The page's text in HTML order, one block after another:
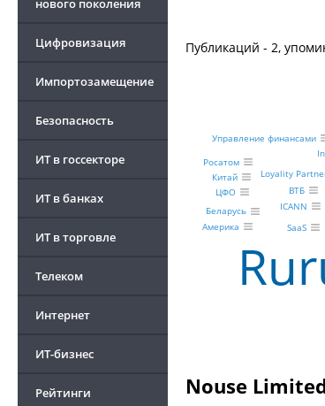
нового поколения
Цифровизация
Импортозамещение
Безопасность
ИТ в госсекторе
ИТ в банках
ИТ в торговле
Телеком
Интернет
ИТ-бизнес
Рейтинги
Публикаций - 2,
Loyality
ВТБ
ICANN
Управление финансами
SaaS
Росатом
Китай
ЦФО
Беларусь
Америка
Nouse